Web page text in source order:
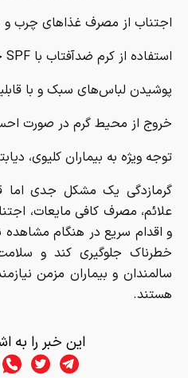
اجتناب از مصرف غذاهای چرب و
استفاده از کرم ضدآفتاب با SPF حداقل ۱۵
پوشیدن لباس‌های سبک و با
خروج از محیط گرم در صورت
توجه ویژه به بیماران کلیوی،
گرمازدگی یک مشکل جدی اما
علائم، مصرف کافی مایعات،
و اقدام سریع در هنگام مشاهده
خطرناک جلوگیری کند و
سالمندان و بیماران مزمن
هستند.
این خبر را به